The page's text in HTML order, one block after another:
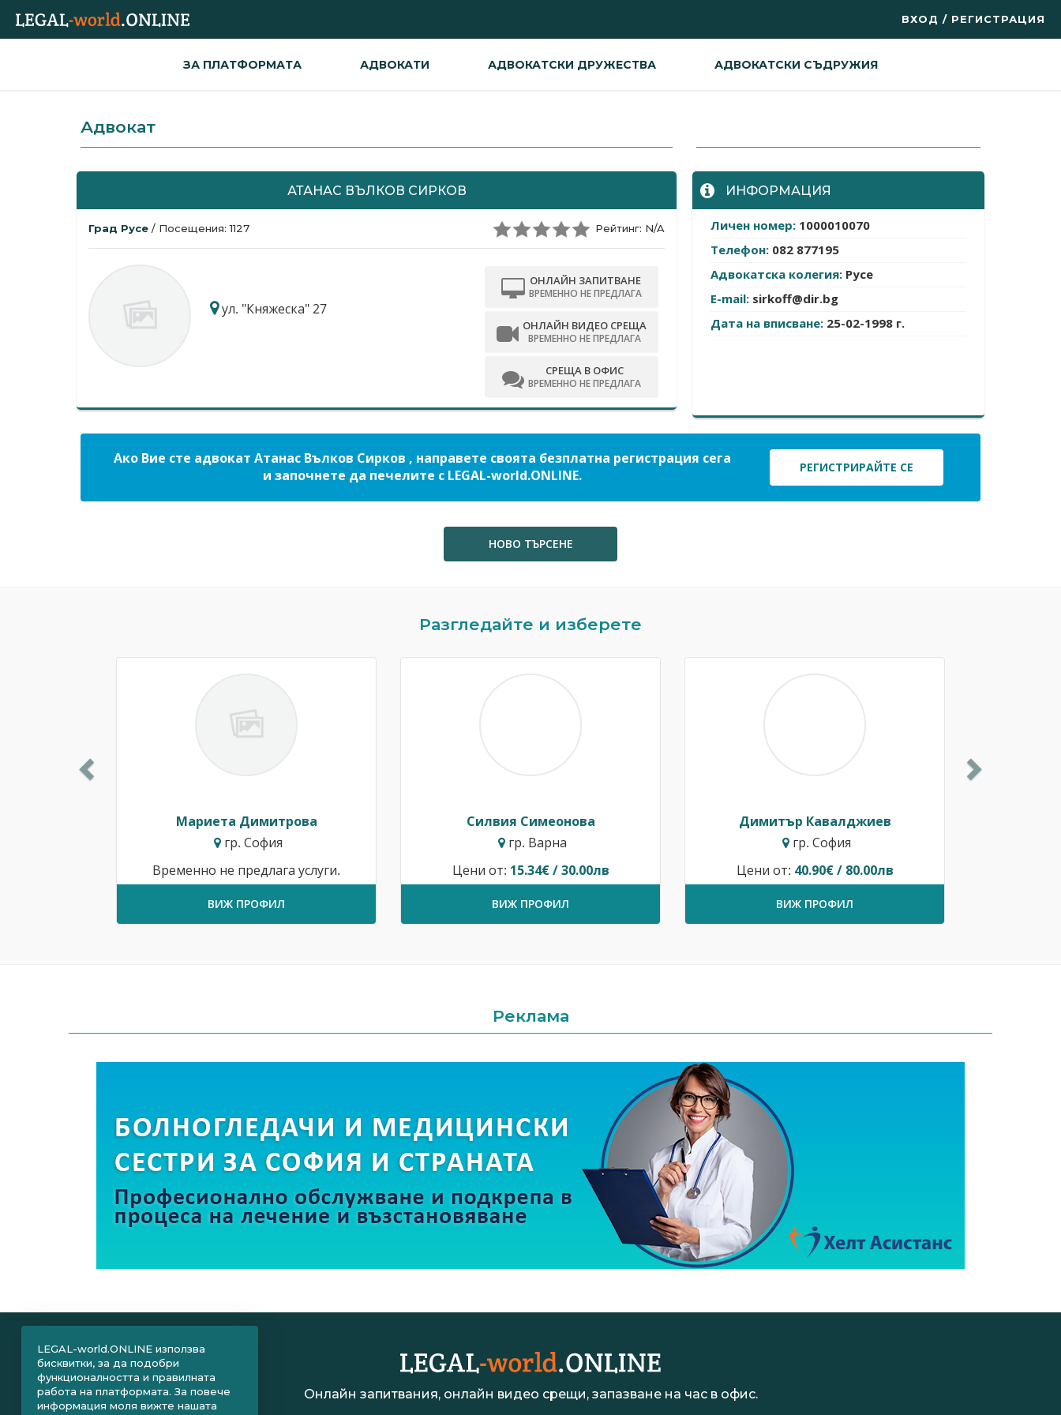
ВХОД / РЕГИСТРАЦИЯ
ЗА ПЛАТФОРМАТА АДВОКАТИ АДВОКАТСКИ ДРУЖЕСТВА АДВОКАТСКИ СЪДРУЖИЯ
Адвокат
АТАНАС ВЪЛКОВ СИРКОВ
Град Русе / Посещения: 1127 Рейтинг: N/A
ул. "Княжеска" 27
ОНЛАЙН ЗАПИТВАНЕ
ВРЕМЕННО НЕ ПРЕДЛАГА
ОНЛАЙН ВИДЕО СРЕЩА
ВРЕМЕННО НЕ ПРЕДЛАГА
СРЕЩА В ОФИС
ВРЕМЕННО НЕ ПРЕДЛАГА
ИНФОРМАЦИЯ
Личен номер: 1000010070
Телефон: 082 877195
Адвокатска колегия: Русе
E-mail: sirkoff@dir.bg
Дата на вписване: 25-02-1998 г.
Ако Вие сте адвокат Атанас Вълков Сирков , направете своята безплатна регистрация сега
и започнете да печелите с LEGAL-world.ONLINE.
РЕГИСТРИРАЙТЕ СЕ
НОВО ТЪРСЕНЕ
Разгледайте и изберете
Мариета Димитрова
гр. София
Временно не предлага услуги.
ВИЖ ПРОФИЛ
Силвия Симеонова
гр. Варна
Цени от: 15.34€ / 30.00лв
ВИЖ ПРОФИЛ
Димитър Кавалджиев
гр. София
Цени от: 40.90€ / 80.00лв
ВИЖ ПРОФИЛ
Реклама
Онлайн запитвания, онлайн видео срещи, запазване на час в офис.
LEGAL-world.ONLINE използва
бисквитки, за да подобри
функционалността и правилната
работа на платформата. За повече
информация моля вижте нашата